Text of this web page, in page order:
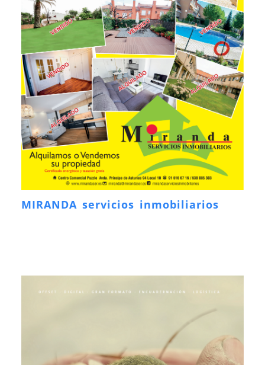
MIRANDA servicios inmobiliarios